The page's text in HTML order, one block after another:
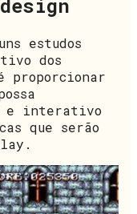
estudos
dos
proporcionar
e interativo
que serão